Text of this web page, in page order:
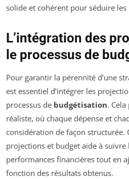
solide et cohérent pour séduire les
L’intégration des
le processus de
Pour garantir la pérennité d’une
est essentiel d’intégrer les
processus de budgétisation.
réaliste, où chaque dépense et
considération de façon structurée.
projections et budget aide à suivre
performances financières tout en
fonction des résultats obtenus.